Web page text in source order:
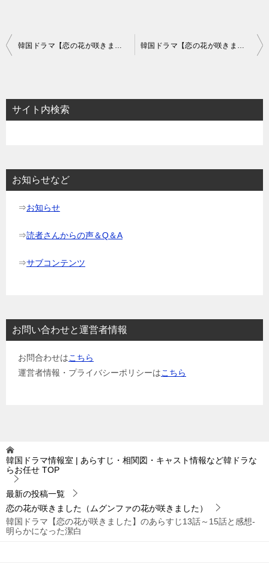
投
ビ
ゲ
ョ
韓国ドラマ【恋の花が咲きました】のあらすじ10話～12話と感想-諦めない警官 韓国ドラマ【恋の花が咲きました】のあらすじ16話～18話と感想-2人の母親の行方
サイト内検索
お知らせなど
⇒お知らせ
⇒読者さんからの声＆Q＆A
⇒サブコンテンツ
お問い合わせと運営者情報
お問合わせはこちら
運営者情報・プライバシーポリシーはこちら
韓国ドラマ情報室 | あらすじ・相関図・キャスト情報など韓ドラな
らお任せ TOP
最新の投稿一覧
恋の花が咲きました（ムグンファの花が咲きました）
韓国ドラマ【恋の花が咲きました】のあらすじ13話～15話と感想-
明らかになった潔白